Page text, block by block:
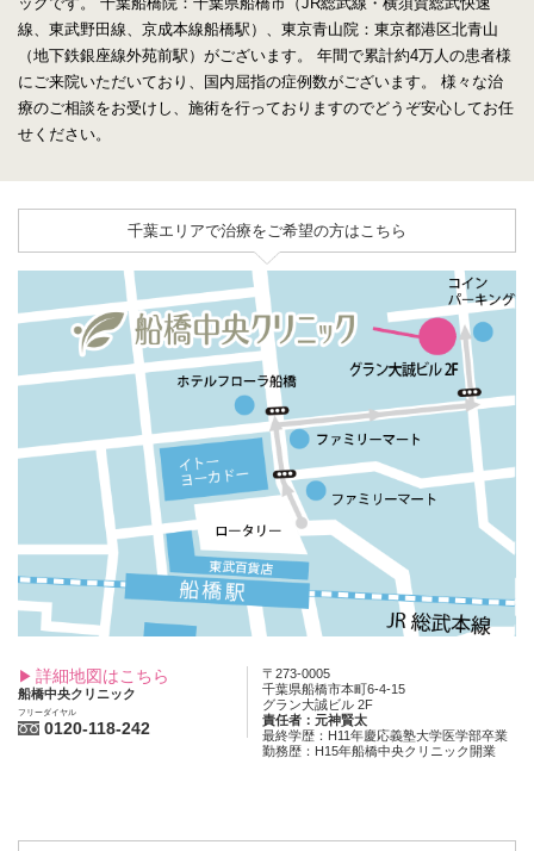
線、東武野田線、京成本線船橋駅）、東京青山院：東京都港区北青山
（地下鉄銀座線外苑前駅）がございます。
年間で累計約4万人の患者様
にご来院いただいており、国内屈指の症例数がございます。
様々な治
療のご相談をお受けし、施術を行っておりますのでどうぞ安心してお任
せください。
千葉エリアで治療をご希望の方はこちら
詳細地図はこちら
船橋中央クリニック
フリーダイヤル
0120-118-242
〒273-0005
千葉県船橋市本町6-4-15
グラン大誠ビル 2F
責任者：元神賢太
最終学歴：H11年慶応義塾大学医学部卒業
勤務歴：H15年船橋中央クリニック開業